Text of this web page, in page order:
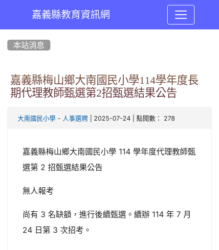
嘉義縣教育資訊網
本站消息
嘉義縣梅山鄉大南國民小學114學年度長
期代理教師甄選第2招甄選結果公告
大南國民小學 - 人事選聘 | 2025-07-24 | 點閱數： 278
嘉義縣梅山鄉大南國民小學 114 學年度代理教師甄
選第 2 招甄選結果公告
無人報考
尚有 3 名缺額，進行後續甄選。續辦 114 年 7 月
24 日第 3 次招考。